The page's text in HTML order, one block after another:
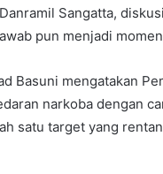
Sangatta,
pun menjadi
Basuni mengatakan
narkoba dengan
satu target yang